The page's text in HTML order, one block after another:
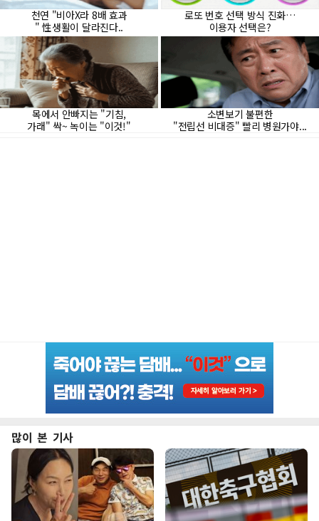
많이 본 기사